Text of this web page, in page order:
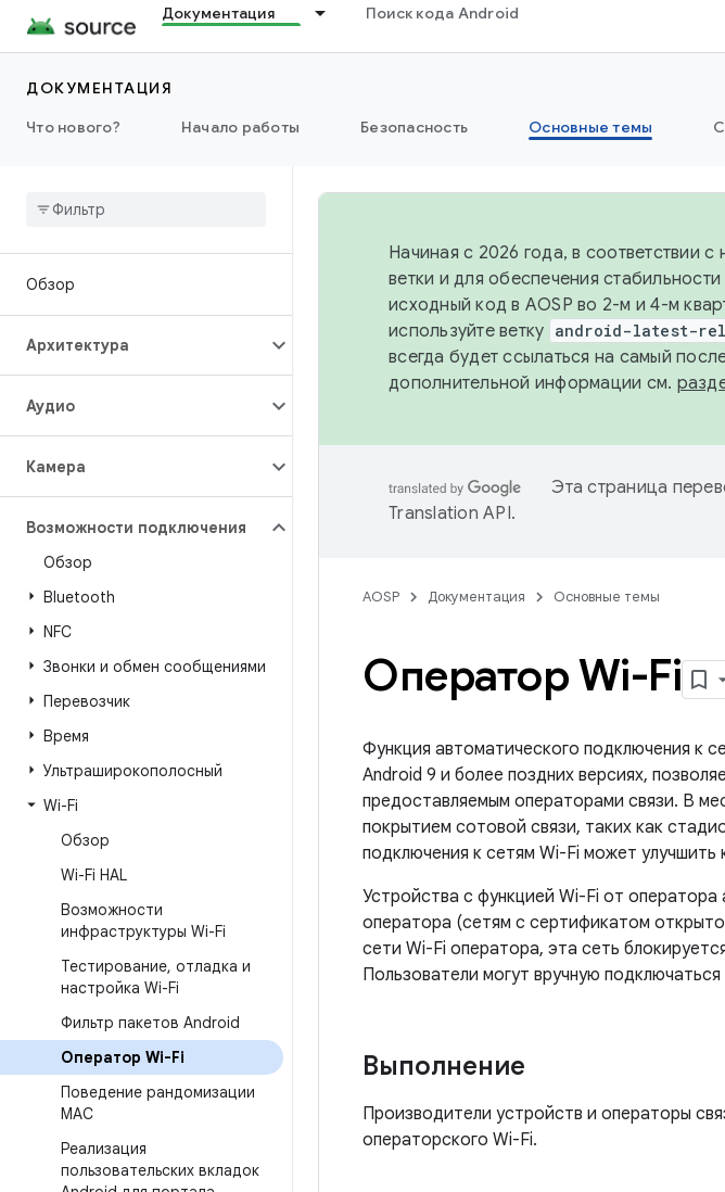
Документация Поиск кода Android
ДОКУМЕНТАЦИЯ
Что нового?
Начало работы Безопасность Основные темы
Обзор
Архитектура
Аудио
Камера
Возможности подключения
Обзор
Bluetooth
NFC
Звонки и обмен сообщениями
Перевозчик
Время
Ультраширокополосный
Wi-Fi
Обзор
Wi-Fi HAL
Возможности
инфраструктуры Wi-Fi
Тестирование, отладка и
настройка Wi-Fi
Фильтр пакетов Android
Оператор Wi-Fi
Поведение рандомизации
MAC
Реализация
пользовательских вкладок
Начиная с 2026 года, в соответствии
ветки и для обеспечения
исходный код в AOSP во 2-м и 4-м
используйте ветку android-latest-
всегда будет ссылаться на самый
дополнительной информации см.
Эта страница
Translation API.
AOSP Документация Основные темы
Оператор Wi-Fi
Функция автоматического подключения к
Android 9 и более поздних версиях,
предоставляемым операторами связи. В
покрытием сотовой связи, таких как
подключения к сетям Wi-Fi может улучшить
Устройства с функцией Wi-Fi от
оператора (сетям с сертификатом
сети Wi-Fi оператора, эта сеть
Пользователи могут вручную
Выполнение
Производители устройств и операторы
операторского Wi-Fi.